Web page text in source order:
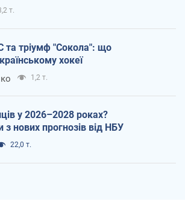
т.
та тріумф "Сокола": що
хокеї
1,2 т.
у 2026–2028 роках?
з нових прогнозів від НБУ
22,0 т.